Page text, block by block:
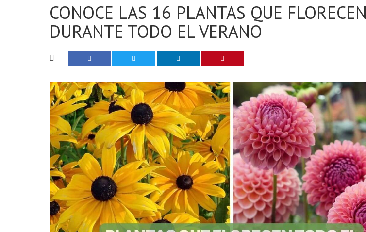
CONOCE LAS 16 PLANTAS QUE FLORECEN
DURANTE TODO EL VERANO